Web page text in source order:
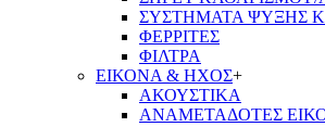
ΣΥΣΤΗΜΑΤΑ ΨΥΞΗΣ
ΦΕΡΡΙΤΕΣ
ΦΙΛΤΡΑ
ΕΙΚΟΝΑ & ΗΧΟΣ+
ΑΚΟΥΣΤΙΚΑ
ΑΝΑΜΕΤΑΔΟΤΕΣ